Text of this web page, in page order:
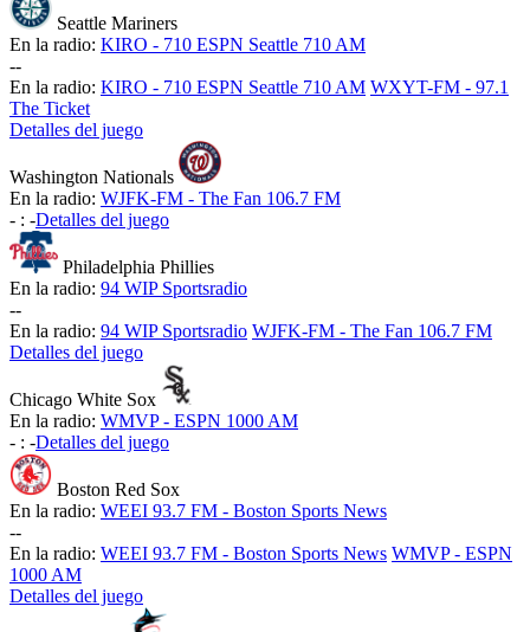
Seattle Mariners
En la radio: KIRO - 710 ESPN Seattle 710 AM
--
En la radio: KIRO - 710 ESPN Seattle 710 AM WXYT-FM - 97.1
The Ticket
Detalles del juego
Washington Nationals
En la radio: WJFK-FM - The Fan 106.7 FM
- : -Detalles del juego
Philadelphia Phillies
En la radio: 94 WIP Sportsradio
--
En la radio: 94 WIP Sportsradio WJFK-FM - The Fan 106.7 FM
Detalles del juego
Chicago White Sox
En la radio: WMVP - ESPN 1000 AM
- : -Detalles del juego
Boston Red Sox
En la radio: WEEI 93.7 FM - Boston Sports News
--
En la radio: WEEI 93.7 FM - Boston Sports News WMVP - ESPN
1000 AM
Detalles del juego